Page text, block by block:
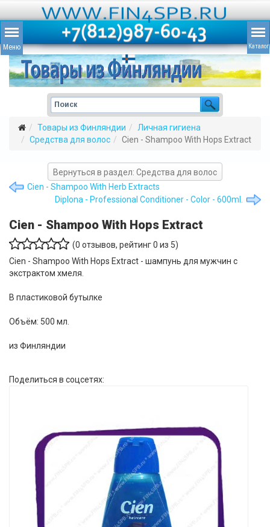
Товары из Финляндии
Личная гигиена
Средства для волос
Cien - Shampoo With Hops Extract
Вернуться в раздел: Средства для волос
Cien - Shampoo With Herb Extracts
Diplona - Professional Conditioner - Color - 600ml.
Cien - Shampoo With Hops Extract
(0 отзывов, рейтинг0 из 5)
Cien - Shampoo With Hops Extract - шампунь для мужчин с
экстрактом хмеля.
В пластиковой бутылке
Объём: 500 мл.
из Финляндии
Поделиться в соцсетях: